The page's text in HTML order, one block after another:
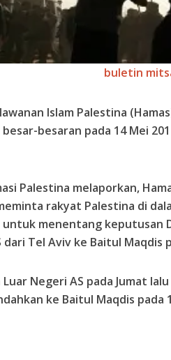
buletin
Islam Palestina
besaran pada 14 Mei
Palestina melaporkan,
rakyat Palestina di
menentang keputusan
dari Tel Aviv ke Baitul Maqdis
Negeri AS pada Jumat
ke Baitul Maqdis pada